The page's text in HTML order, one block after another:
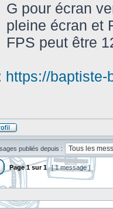
G pour écran
pleine écran et
FPS peut être
https://
publiés depuis :
Page1sur1 [ 1 message ]